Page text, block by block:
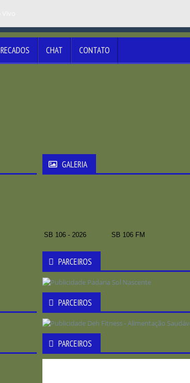
RECADOS CHAT CONTATO
GALERIA
SB 106 - 2026 SB 106 FM
PARCEIROS
PARCEIROS
PARCEIROS